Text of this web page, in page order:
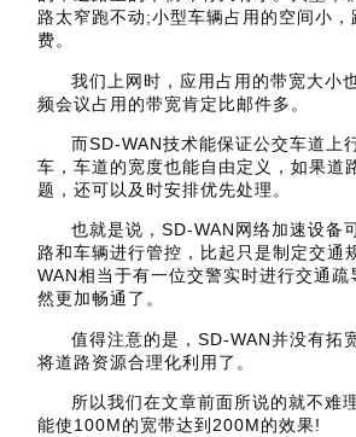
路太窄跑不动;小型车辆占用的空间小，
费。
我们上网时，应用占用的带宽大小
频会议占用的带宽肯定比邮件多。
而SD-WAN技术能保证公交车道上
车，车道的宽度也能自由定义，如果道
题，还可以及时安排优先处理。
也就是说，SD-WAN网络加速设备
路和车辆进行管控，比起只是制定交通
WAN相当于有一位交警实时进行交通疏
然更加畅通了。
值得注意的是，SD-WAN并没有拓
将道路资源合理化利用了。
所以我们在文章前面所说的就不难
能使100M的宽带达到200M的效果!